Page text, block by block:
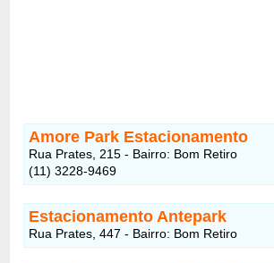
Amore Park Estacionamento
Rua Prates, 215 - Bairro: Bom Retiro
(11) 3228-9469
Estacionamento Antepark
Rua Prates, 447 - Bairro: Bom Retiro